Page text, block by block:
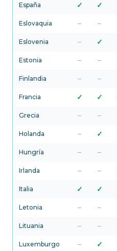
España ✓ ✓
Eslovaquia – –
Eslovenia – ✓
Estonia – –
Finlandia – –
Francia ✓ ✓
Grecia – –
Holanda – ✓
Hungría – –
Irlanda – –
Italia ✓ ✓
Letonia – –
Lituania – –
Luxemburgo – ✓